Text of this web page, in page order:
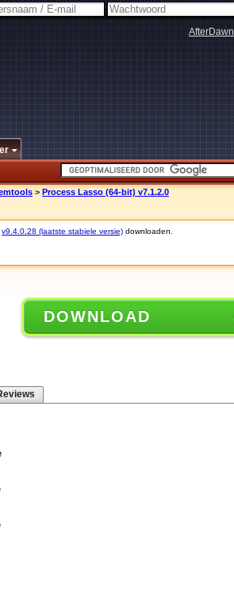
AfterDawn
> Process Lasso (64-bit) v7.1.2.0
v9.4.0.28 (laatste stabiele versie) downloaden.
DOWNLOAD